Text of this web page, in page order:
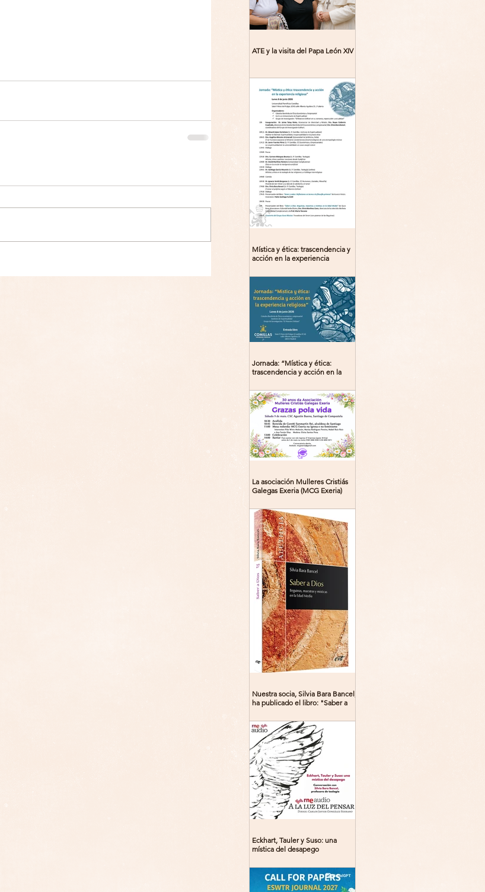
ATE y la visita del Papa León XIV
Mística y ética: trascendencia y
acción en la experiencia
del libro: 8 de junio (lunes),
Comillas (Madrid) 19horas
Jornada: “Mística y ética:
trascendencia y acción en la
La asociación Mulleres Cristiás
Galegas Exeria (MCG Exeria)
Nuestra socia, Silvia Bara Bancel,
ha publicado el libro: "Saber a
místicas en la Edad Media"
Eckhart, Tauler y Suso: una
mística del desapego